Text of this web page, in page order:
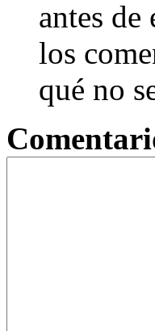
antes
los
qué no